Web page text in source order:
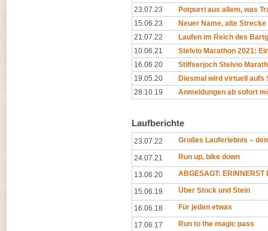
23.07.23
Potpurri aus allem, was
15.06.23
Neuer Name, alte Strecke
21.07.22
Laufen im Reich des
10.06.21
Stelvio Marathon 2021:
16.06.20
Stilfserjoch Stelvio
19.05.20
Diesmal wird virtuell aufs
28.10.19
Anmeldungen ab sofort
Laufberichte
23.07.22 Großes Lauferlebnis –
24.07.21 Run up, bike down
13.06.20 ABGESAGT: ERINNERST
15.06.19 Über Stock und Stein
16.06.18 Für jeden etwas
17.06.17 Run to the magic pass